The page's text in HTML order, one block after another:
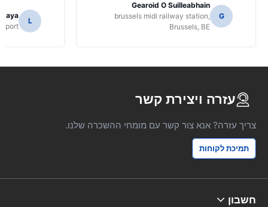
G
Gearoid O Suilleabhain
brussels midi railway station,
Brussels, BE
L
עזרה ויצירת קשר
צריך עזרה? אנא צור קשר עם מומחי ההשכרה שלנו.
תמיכת לקוחות
חשבון